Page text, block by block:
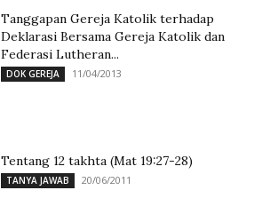
Tanggapan Gereja Katolik terhadap
Deklarasi Bersama Gereja Katolik dan
Federasi Lutheran...
DOK GEREJA 11/04/2013
Tentang 12 takhta (Mat 19:27-28)
TANYA JAWAB 20/06/2011